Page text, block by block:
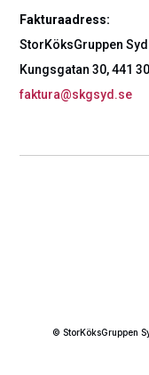
Fakturaadress:
StorKöksGruppen Syd
Kungsgatan 30, 441
faktura@skgsyd.se
© StorKöksGruppen